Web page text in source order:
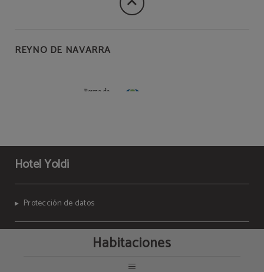
Habitaciones
REYNO DE NAVARRA
Hotel Yoldi
Protección de datos